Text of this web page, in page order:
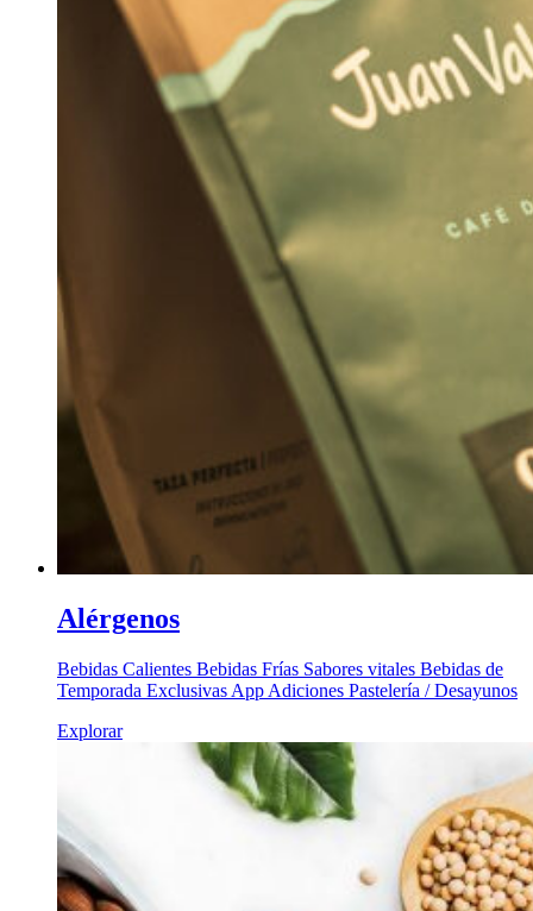
Alérgenos
Bebidas Calientes Bebidas Frías Sabores vitales Bebidas de
Temporada Exclusivas App Adiciones Pastelería / Desayunos
Explorar